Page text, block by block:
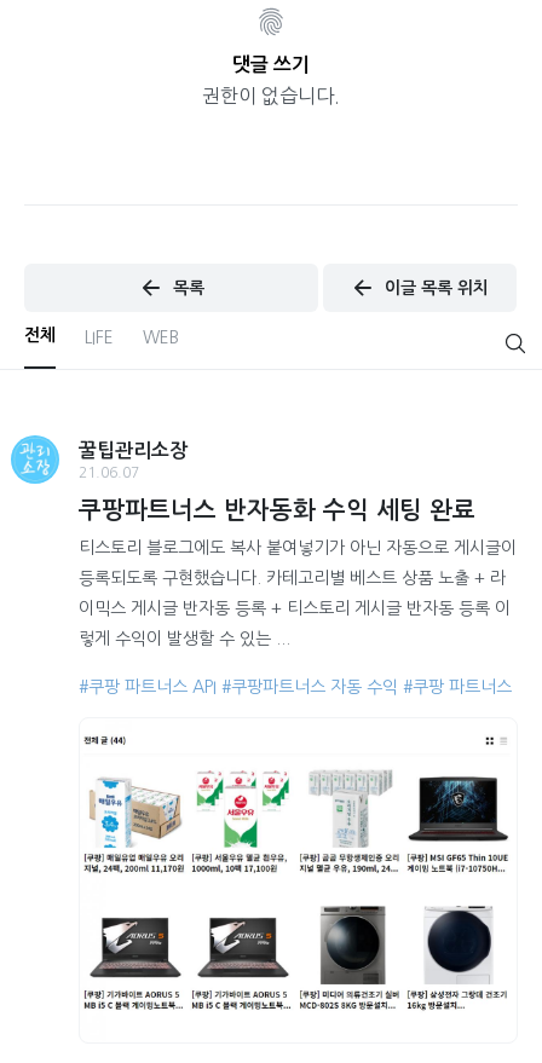
댓글 쓰기
권한이 없습니다.
목록 이글 목록 위치
전체 LIFE WEB
꿀팁관리소장
21.06.07
쿠팡파트너스 반자동화 수익 세팅 완료
티스토리 블로그에도 복사 붙여넣기가 아닌 자동으로 게시글이
등록되도록 구현했습니다. 카테고리별 베스트 상품 노출 + 라
이믹스 게시글 반자동 등록 + 티스토리 게시글 반자동 등록 이
렇게 수익이 발생할 수 있는 ...
#쿠팡 파트너스 API #쿠팡파트너스 자동 수익 #쿠팡 파트너스